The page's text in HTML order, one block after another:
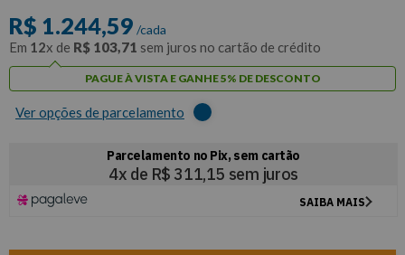
R$ 1.244,59 /cada
Em 12x de R$ 103,71 sem juros no cartão de crédito
PAGUE À VISTA E GANHE 5% DE DESCONTO
Ver opções de parcelamento